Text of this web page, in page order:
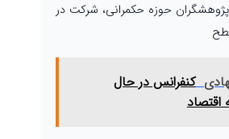
حوزه حکمرانی، شرکت در
کنفرانس در حال
اقتصاد